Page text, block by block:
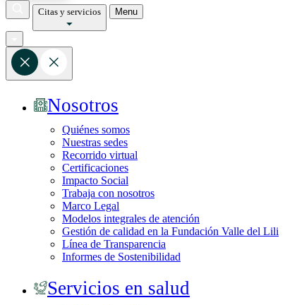
Citas y servicios Menu
Nosotros
Quiénes somos
Nuestras sedes
Recorrido virtual
Certificaciones
Impacto Social
Trabaja con nosotros
Marco Legal
Modelos integrales de atención
Gestión de calidad en la Fundación Valle del Lili
Línea de Transparencia
Informes de Sostenibilidad
Servicios en salud